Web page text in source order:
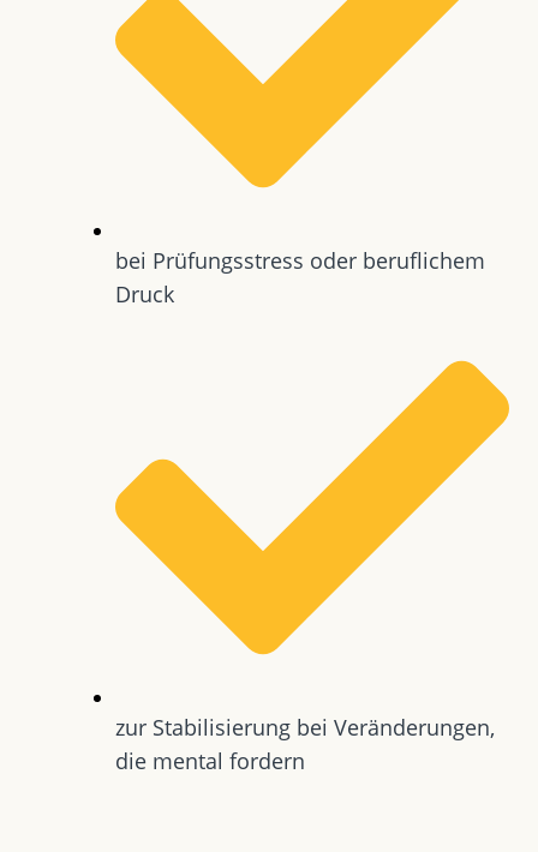
bei Prüfungsstress oder beruflichem
Druck
zur Stabilisierung bei Veränderungen,
die mental fordern